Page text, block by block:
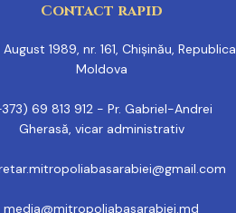
Contact rapid
August 1989, nr. 161, Chișinău, Republica
Moldova
69 813 912 - Pr. Gabriel-Andrei
Gherasă, vicar administrativ
media@mitropoliabasarabiei.md